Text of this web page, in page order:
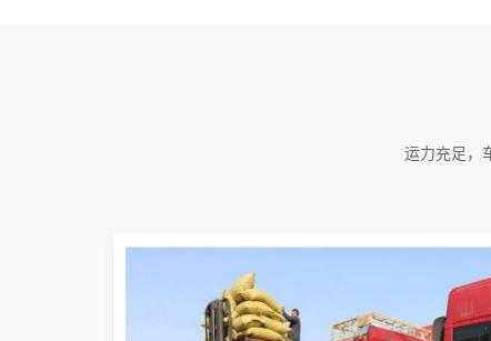
物的接受到发货以及货后的信息反馈，单据传递采取
运力充足，